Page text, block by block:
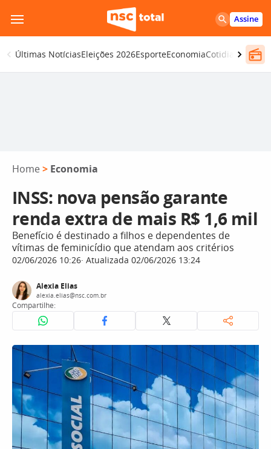
para
o
conteúdo
Assine
Últimas NotíciasEleições 2026EsporteEconomiaCotidiano
Home > Economia
INSS: nova pensão garante
renda extra de mais R$ 1,6 mil
Benefício é destinado a filhos e dependentes de
vítimas de feminicídio que atendam aos critérios
02/06/2026 10:26 Atualizada 02/06/2026 13:24
Alexia Elias
alexia.elias@nsc.com.br
Compartilhe: